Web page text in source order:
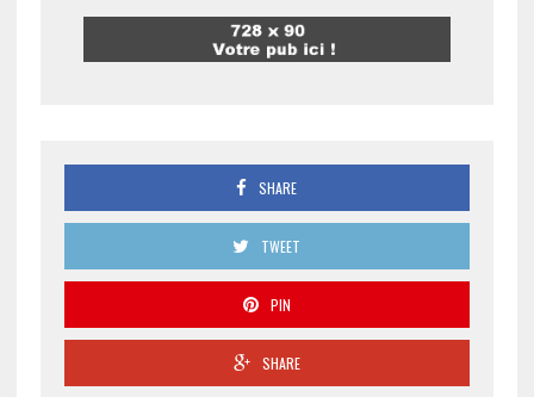
SHARE
TWEET
PIN
SHARE